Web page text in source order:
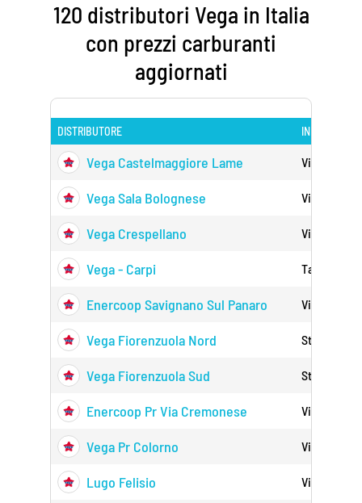
120 distributori Vega in Italia
con prezzi carburanti
aggiornati
DISTRIBUTORE INDIRIZZO
Vega Castelmaggiore Lame Via Lame
Vega Sala Bolognese Via
Vega Crespellano Via Lunga
Vega - Carpi
Enercoop Savignano Sul Panaro Via Claudia
Vega Fiorenzuola Nord Strada
Vega Fiorenzuola Sud Strada
Enercoop Pr Via Cremonese Via
Vega Pr Colorno Via Colorno
Lugo Felisio Via